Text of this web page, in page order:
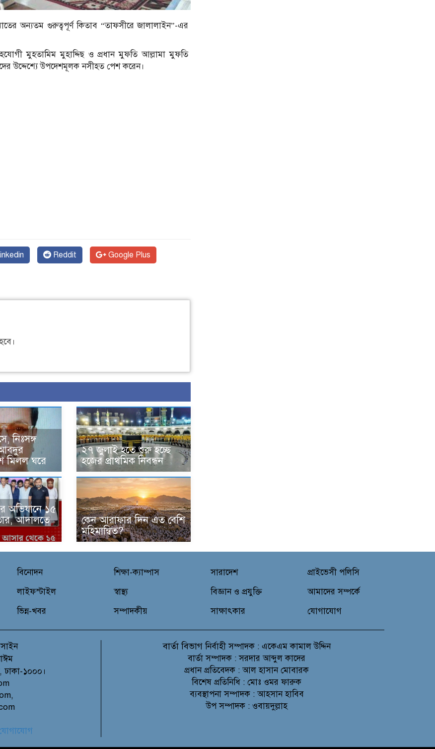
অন্যতম গুরুত্বপূর্ণ কিতাব “তাফসীরে জালালাইন”-এর
মুহতামিম মুহাদ্দিছ ও প্রধান মুফতি আল্লামা মুফতি
উদ্দেশ্যে উপদেশমূলক নসীহত পেশ করেন।
Reddit Google Plus
নিঃসঙ্গ
মিলল ঘরে
২৭ জুলাই হতে শুরু হচ্ছে
হজের প্রাথমিক নিবন্ধন
অভিযানে ১৫
আদালতে
কেন আরাফার দিন এত বেশি
মহিমান্বিত?
বিনোদন
লাইফস্টাইল
ভিন্ন-খবর
শিক্ষা-ক্যাম্পাস
স্বাস্থ্য
সম্পাদকীয়
সারাদেশ
বিজ্ঞান ও প্রযুক্তি
সাক্ষাৎকার
প্রাইভেসী পলিসি
আমাদের সম্পর্কে
যোগাযোগ
ঢাকা-১০০০।
বার্তা বিভাগনির্বাহী সম্পাদক : একেএম কামাল উদ্দিন
বার্তা সম্পাদক : সরদার আব্দুল কাদের
প্রধান প্রতিবেদক : আল হাসান মোবারক
বিশেষ প্রতিনিধি : মোঃ ওমর ফারুক
ব্যবস্থাপনা সম্পাদক : আহসান হাবিব
উপ সম্পাদক : ওবায়দুল্লাহ